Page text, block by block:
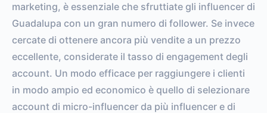
marketing, è essenziale che sfruttiate gli influencer di
Guadalupa con un gran numero di follower. Se invece
cercate di ottenere ancora più vendite a un prezzo
eccellente, considerate il tasso di engagement degli
account. Un modo efficace per raggiungere i clienti
in modo ampio ed economico è quello di selezionare
account di micro-influencer da più influencer e di